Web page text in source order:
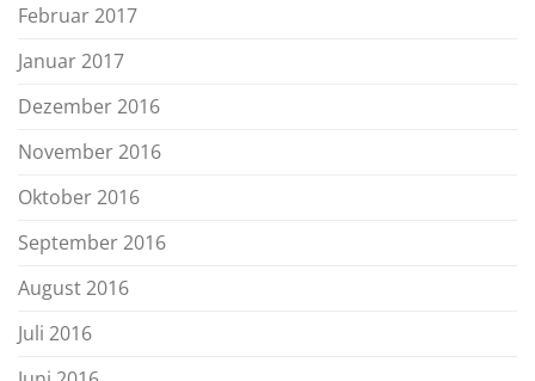
Februar 2017
Januar 2017
Dezember 2016
November 2016
Oktober 2016
September 2016
August 2016
Juli 2016